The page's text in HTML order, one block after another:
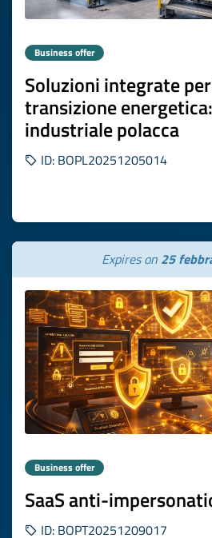
Business offer
Soluzioni integrate
transizione
industriale polacca
ID: BOPL20251205014
Expires on 25
Business offer
SaaS anti-
ID: BOPT20251209017